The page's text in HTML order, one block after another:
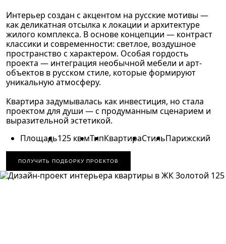
Интерьер создан с акцентом на русские мотивы —
как деликатная отсылка к локации и архитектуре
жилого комплекса. В основе концепции — контраст
классики и современности: светлое, воздушное
пространство с характером. Особая гордость
проекта — интеграция необычной мебели и арт-
объектов в русском стиле, которые формируют
уникальную атмосферу.
Квартира задумывалась как инвестиция, но стала
проектом для души — с продуманным сценарием и
выразительной эстетикой.
Площадь125 кв.мТипКвартираСтильПарижский
ПОЛУЧИТЬ ПОДБОРКУ ПРОЕКТОВ